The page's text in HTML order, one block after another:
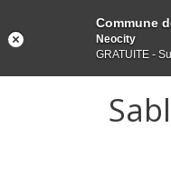
Commune
Neocity
GRATUITE -